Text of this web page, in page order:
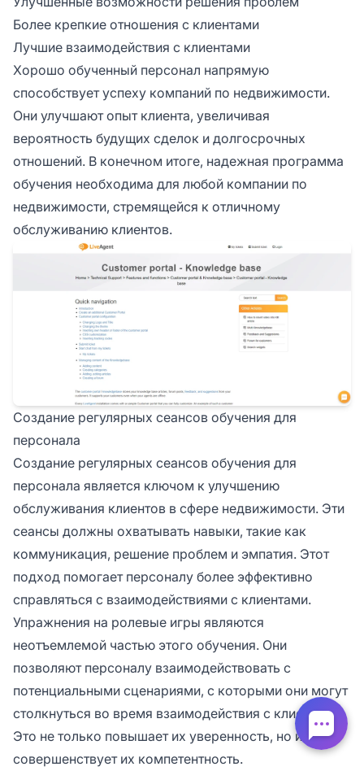
Более крепкие отношения с клиентами
Лучшие взаимодействия с клиентами
Хорошо обученный персонал напрямую
способствует успеху компаний по недвижимости.
Они улучшают опыт клиента, увеличивая
вероятность будущих сделок и долгосрочных
отношений. В конечном итоге, надежная программа
обучения необходима для любой компании по
недвижимости, стремящейся к отличному
обслуживанию клиентов.
Создание регулярных сеансов обучения для
персонала
Создание регулярных сеансов обучения для
персонала является ключом к улучшению
обслуживания клиентов в сфере недвижимости. Эти
сеансы должны охватывать навыки, такие как
коммуникация, решение проблем и эмпатия. Этот
подход помогает персоналу более эффективно
справляться с взаимодействиями с клиентами.
Упражнения на ролевые игры являются
неотъемлемой частью этого обучения. Они
позволяют персоналу взаимодействовать с
потенциальными сценариями, с которыми они могут
столкнуться во время взаимодействия с клиентами.
Это не только повышает их уверенность, но и
совершенствует их компетентность.